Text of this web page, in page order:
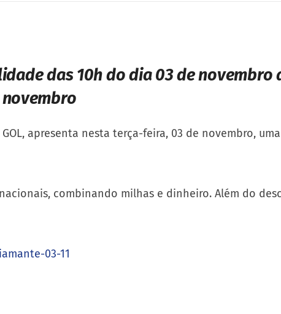
das 10h do dia 03 de novembro
novembro
apresenta nesta terça-feira, 03 de novembro,
combinando milhas e dinheiro. Além do
03-11